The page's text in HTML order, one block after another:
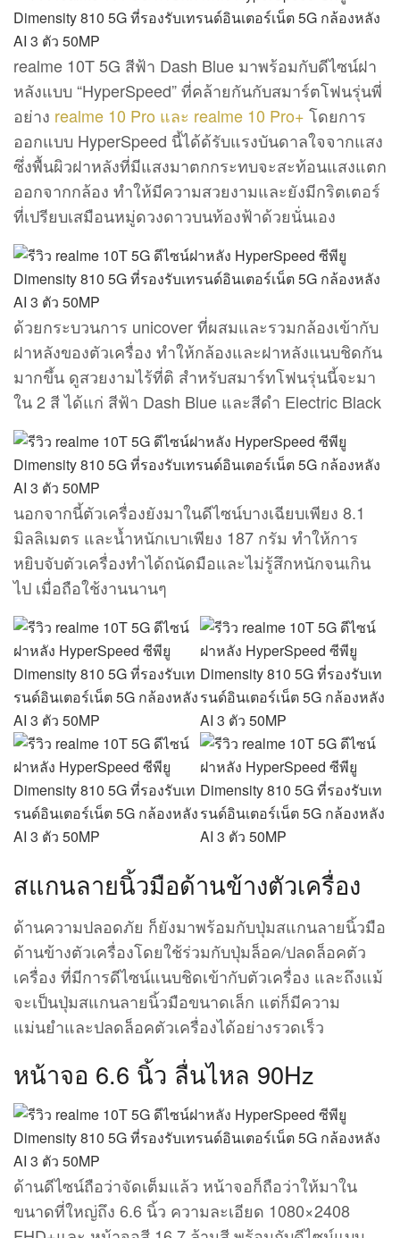
realme 10T 5G สีฟ้า Dash Blue มาพร้อมกับดีไซน์ฝา
หลังแบบ “HyperSpeed” ที่คล้ายกันกับสมาร์ตโฟนรุ่นพี่
อย่าง realme 10 Pro และ realme 10 Pro+ โดยการ
ออกแบบ HyperSpeed นี้ได้ด้รับแรงบันดาลใจจากแสง
ซึ่งพื้นผิวฝาหลังที่มีแสงมาตกกระทบจะสะท้อนแสงแตก
ออกจากกล้อง ทำให้มีความสวยงามและยังมีกริตเตอร์
ที่เปรียบเสมือนหมู่ดวงดาวบนท้องฟ้าด้วยนั่นเอง
ด้วยกระบวนการ unicover ที่ผสมและรวมกล้องเข้ากับ
ฝาหลังของตัวเครื่อง ทำให้กล้องและฝาหลังแนบชิดกัน
มากขึ้น ดูสวยงามไร้ที่ติ สำหรับสมาร์ทโฟนรุ่นนี้จะมา
ใน 2 สี ได้แก่ สีฟ้า Dash Blue และสีดำ Electric Black
นอกจากนี้ตัวเครื่องยังมาในดีไซน์บางเฉียบเพียง 8.1
มิลลิเมตร และน้ำหนักเบาเพียง 187 กรัม ทำให้การ
หยิบจับตัวเครื่องทำได้ถนัดมือและไม่รู้สึกหนักจนเกิน
ไป เมื่อถือใช้งานนานๆ
สแกนลายนิ้วมือด้านข้างตัวเครื่อง
ด้านความปลอดภัย ก็ยังมาพร้อมกับปุ่มสแกนลายนิ้วมือ
ด้านข้างตัวเครื่องโดยใช้ร่วมกับปุ่มล็อค/ปลดล็อคตัว
เครื่อง ที่มีการดีไซน์แนบชิดเข้ากับตัวเครื่อง และถึงแม้
จะเป็นปุ่มสแกนลายนิ้วมือขนาดเล็ก แต่ก็มีความ
แม่นยำและปลดล็อคตัวเครื่องได้อย่างรวดเร็ว
หน้าจอ 6.6 นิ้ว ลื่นไหล 90Hz
ด้านดีไซน์ถือว่าจัดเต็มแล้ว หน้าจอก็ถือว่าให้มาใน
ขนาดที่ใหญ่ถึง 6.6 นิ้ว ความละเอียด 1080×2408